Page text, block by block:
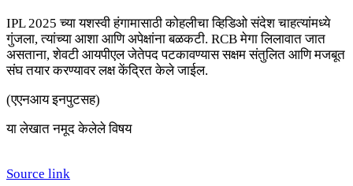
IPL 2025 च्या यशस्वी हंगामासाठी कोहलीचा व्हिडिओ संदेश चाहत्यांमध्ये
गुंजला, त्यांच्या आशा आणि अपेक्षांना बळकटी. RCB मेगा लिलावात जात
असताना, शेवटी आयपीएल जेतेपद पटकावण्यास सक्षम संतुलित आणि मजबूत
संघ तयार करण्यावर लक्ष केंद्रित केले जाईल.
(एएनआय इनपुटसह)
या लेखात नमूद केलेले विषय
Source link